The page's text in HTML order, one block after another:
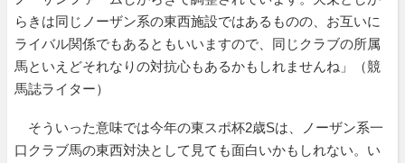
らきは同じノーザン系の東西施設ではあるものの、お互いに
ライバル関係でもあるともいいますので、同じクラブの所属
馬といえどそれなりの対抗心もあるかもしれませんね」（競
馬誌ライター）
そういった意味では今年の東スポ杯2歳Sは、ノーザン系一
口クラブ馬の東西対決として見ても面白いかもしれない。い